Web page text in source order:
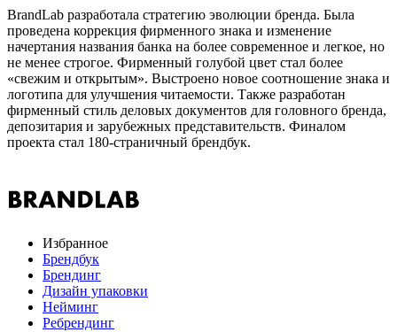
BrandLab разработала стратегию эволюции бренда. Была
проведена коррекция фирменного знака и изменение
начертания названия банка на более современное и легкое, но
не менее строгое. Фирменный голубой цвет стал более
«свежим и открытым». Выстроено новое соотношение знака и
логотипа для улучшения читаемости. Также разработан
фирменный стиль деловых документов для головного бренда,
депозитария и зарубежных представительств. Финалом
проекта стал 180-страничный брендбук.
Избранное
Брендбук
Брендинг
Дизайн упаковки
Нейминг
Ребрендинг